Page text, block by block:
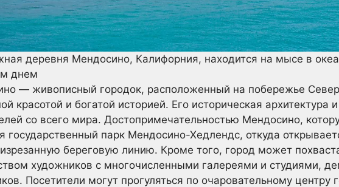
деревня Мендосино, Калифорния, находится на мысе в
днем
— живописный городок, расположенный на побережье
красотой и богатой историей. Его историческая
со всего мира. Достопримечательностью Мендосино,
государственный парк Мендосино-Хедлендс, откуда
береговую линию. Кроме того, город может
художников с многочисленными галереями и студиями,
Посетители могут прогуляться по очаровательному центру